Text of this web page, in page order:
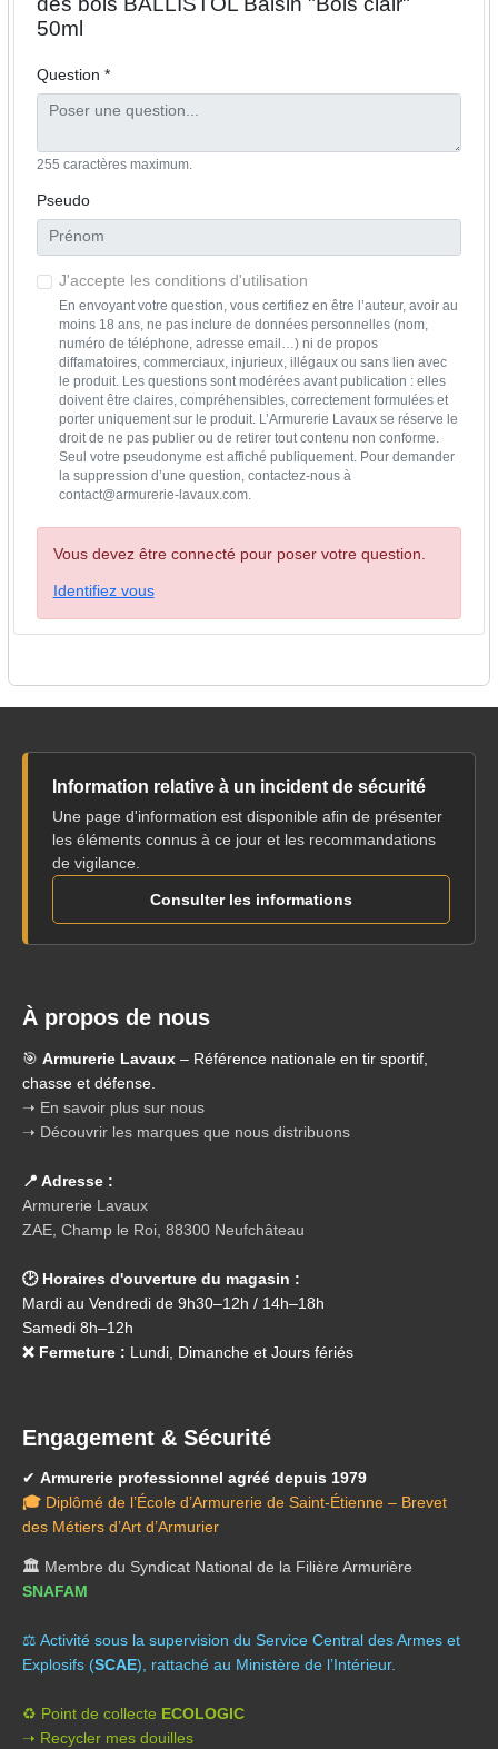
50ml
Question *
255 caractères maximum.
Pseudo
J'accepte les conditions d'utilisation
En envoyant votre question, vous certifiez en être l’auteur, avoir au
moins 18 ans, ne pas inclure de données personnelles (nom,
numéro de téléphone, adresse email…) ni de propos
diffamatoires, commerciaux, injurieux, illégaux ou sans lien avec
le produit. Les questions sont modérées avant publication : elles
doivent être claires, compréhensibles, correctement formulées et
porter uniquement sur le produit. L’Armurerie Lavaux se réserve le
droit de ne pas publier ou de retirer tout contenu non conforme.
Seul votre pseudonyme est affiché publiquement. Pour demander
la suppression d’une question, contactez-nous à
contact@armurerie-lavaux.com.
Vous devez être connecté pour poser votre question.
Identifiez vous
Information relative à un incident de sécurité
Une page d'information est disponible afin de présenter
les éléments connus à ce jour et les recommandations
de vigilance.
Consulter les informations
À propos de nous
🎯 Armurerie Lavaux – Référence nationale en tir sportif,
chasse et défense.
➝ En savoir plus sur nous
➝ Découvrir les marques que nous distribuons
📍 Adresse :
Armurerie Lavaux
ZAE, Champ le Roi, 88300 Neufchâteau
🕑 Horaires d'ouverture du magasin :
Mardi au Vendredi de 9h30–12h / 14h–18h
Samedi 8h–12h
❌ Fermeture : Lundi, Dimanche et Jours fériés
Engagement & Sécurité
✔ Armurerie professionnel agréé depuis 1979
🎓 Diplômé de l’École d’Armurerie de Saint-Étienne – Brevet
des Métiers d’Art d’Armurier
🏛️ Membre du Syndicat National de la Filière Armurière
SNAFAM
⚖️ Activité sous la supervision du Service Central des Armes et
Explosifs (SCAE), rattaché au Ministère de l’Intérieur.
♻️ Point de collecte ECOLOGIC
➝ Recycler mes douilles